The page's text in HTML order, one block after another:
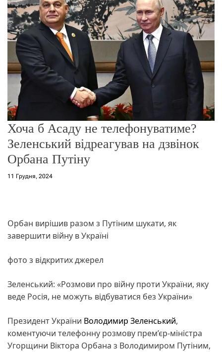
о
р
е
ж
у
Хоча б Асаду не телефонуватиме?
Зеленський відреагував на дзвінок
Орбана Путіну
11 Грудня, 2024
Орбан вирішив разом з Путіним шукати, як
завершити війну в Україні
фото з відкритих джерел
Зеленський: «Розмови про війну проти України, яку
веде Росія, не можуть відбуватися без України»
Президент України Володимир Зеленський,
коментуючи телефонну розмову прем’єр-міністра
Угорщини Віктора Орбана з Володимиром Путіним,